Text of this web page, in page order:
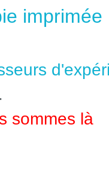
imprimée
sommes là